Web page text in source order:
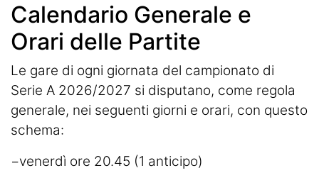
Calendario Generale e
Orari delle Partite
Le gare di ogni giornata del campionato di
Serie A 2026/2027 si disputano, come regola
generale, nei seguenti giorni e orari, con questo
schema:
−venerdì ore 20.45 (1 anticipo)